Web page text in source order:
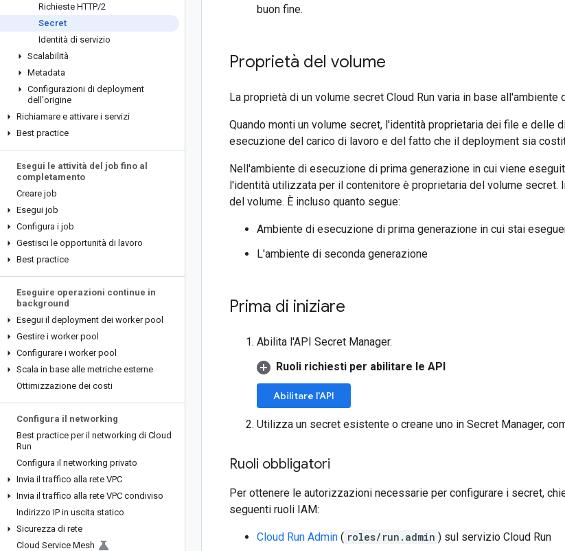
Richieste HTTP/2
Secret
Identità di servizio
Scalabilità
Metadata
Configurazioni di deployment
dell'origine
Richiamare e attivare i servizi
Best practice
Esegui le attività del job fino al
completamento
Creare job
Esegui job
Configura i job
Gestisci le opportunità di lavoro
Best practice
Eseguire operazioni continue in
background
Esegui il deployment dei worker pool
Gestire i worker pool
Configurare i worker pool
Scala in base alle metriche esterne
Ottimizzazione dei costi
Configura il networking
Best practice per il networking di Cloud
Run
Configura il networking privato
Invia il traffico alla rete VPC
Invia il traffico alla rete VPC condiviso
Indirizzo IP in uscita statico
Sicurezza di rete
Cloud Service Mesh
buon fine.
Proprietà del volume
La proprietà di un volume secret Cloud Run varia in base
Quando monti un volume secret, l'identità proprietaria dei file e delle
esecuzione del carico di lavoro e del fatto che il deployment sia
Nell'ambiente di esecuzione di prima generazione in cui viene
l'identità utilizzata per il contenitore è proprietaria del volume secret.
del volume. È incluso quanto segue:
Ambiente di esecuzione di prima generazione in cui stai
L'ambiente di seconda generazione
Prima di iniziare
Abilita l'API Secret Manager.
Ruoli richiesti per abilitare le API
Abilitare l'API
Utilizza un secret esistente o creane uno in Secret Manager,
Ruoli obbligatori
Per ottenere le autorizzazioni necessarie per configurare i secret,
seguenti ruoli IAM:
Cloud Run Admin ( roles/run.admin ) sul servizio Cloud Run